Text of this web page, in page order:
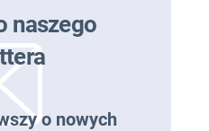
naszego
o nowych